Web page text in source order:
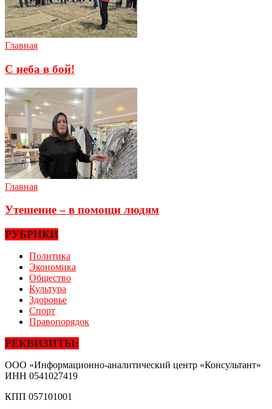
Главная
С неба в бой!
Главная
Утешение – в помощи людям
РУБРИКИ
Политика
Экономика
Общество
Культура
Здоровье
Спорт
Правопорядок
РЕКВИЗИТЫ:
ООО «Информационно-аналитический центр «Консультант»
ИНН 0541027419
КПП 057101001